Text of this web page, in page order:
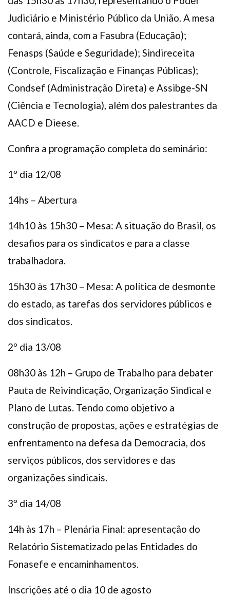
Judiciário e Ministério Público da União. A mesa
contará, ainda, com a Fasubra (Educação);
Fenasps (Saúde e Seguridade); Sindireceita
(Controle, Fiscalização e Finanças Públicas);
Condsef (Administração Direta) e Assibge-SN
(Ciência e Tecnologia), além dos palestrantes da
AACD e Dieese.
Confira a programação completa do seminário:
1º dia 12/08
14hs – Abertura
14h10 às 15h30 – Mesa: A situação do Brasil, os
desafios para os sindicatos e para a classe
trabalhadora.
15h30 às 17h30 – Mesa: A política de desmonte
do estado, as tarefas dos servidores públicos e
dos sindicatos.
2º dia 13/08
08h30 às 12h – Grupo de Trabalho para debater
Pauta de Reivindicação, Organização Sindical e
Plano de Lutas. Tendo como objetivo a
construção de propostas, ações e estratégias de
enfrentamento na defesa da Democracia, dos
serviços públicos, dos servidores e das
organizações sindicais.
3º dia 14/08
14h às 17h – Plenária Final: apresentação do
Relatório Sistematizado pelas Entidades do
Fonasefe e encaminhamentos.
Inscrições até o dia 10 de agosto